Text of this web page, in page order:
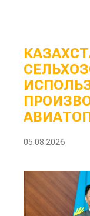
05.08.2026